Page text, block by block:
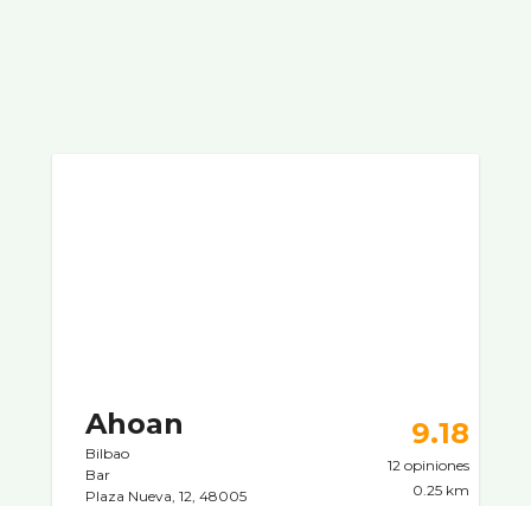
Ahoan
Bilbao
Bar
Plaza Nueva, 12, 48005
9.18
12 opiniones
0.25 km